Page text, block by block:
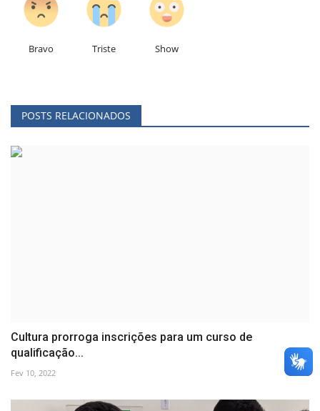
Bravo Triste Show
POSTS RELACIONADOS
Cultura prorroga inscrições para um curso de
qualificação...
Fev 10, 2022